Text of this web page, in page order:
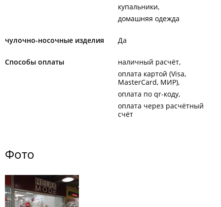
купальники
домашняя одежда
чулочно-носочные изделия Да
Способы оплаты
наличный расчёт
оплата картой (Visa,
MasterCard, МИР)
оплата по qr-коду
оплата через расчётный
счёт
Фото